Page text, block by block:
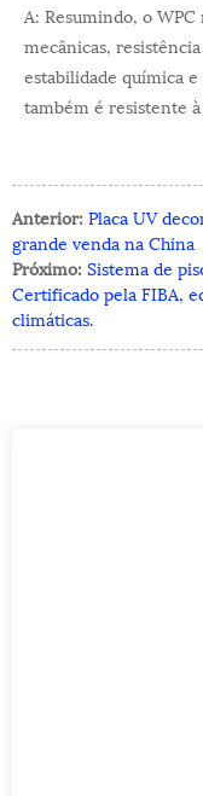
A: Resumindo, o
mecânicas,
estabilidade química
também é resistente
Anterior: Placa UV
grande venda na China
Próximo: Sistema de
Certificado pela FIBA,
climáticas.